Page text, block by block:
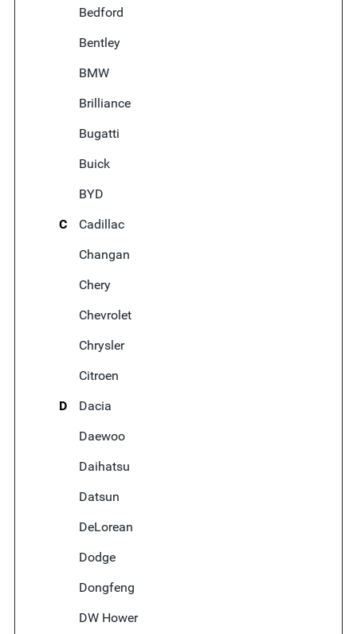
Bedford
Bentley
BMW
Brilliance
Bugatti
Buick
BYD
C
Cadillac
Changan
Chery
Chevrolet
Chrysler
Citroen
D
Dacia
Daewoo
Daihatsu
Datsun
DeLorean
Dodge
Dongfeng
DW Hower